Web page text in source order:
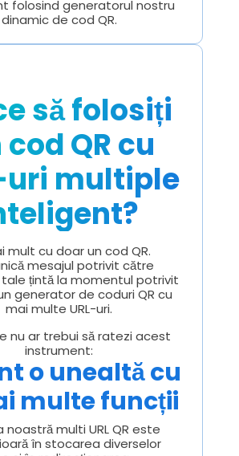
folosind generatorul nostru
dinamic de cod QR.
să folosiți
QR cu
uri multiple
mult cu doar un cod QR.
mesajul potrivit către
țintă la momentul potrivit
generator de coduri QR cu
mai multe URL-uri.
nu ar trebui să ratezi acest
instrument:
o unealtă cu
multe funcții
noastră multi URL QR este
în stocarea diverselor